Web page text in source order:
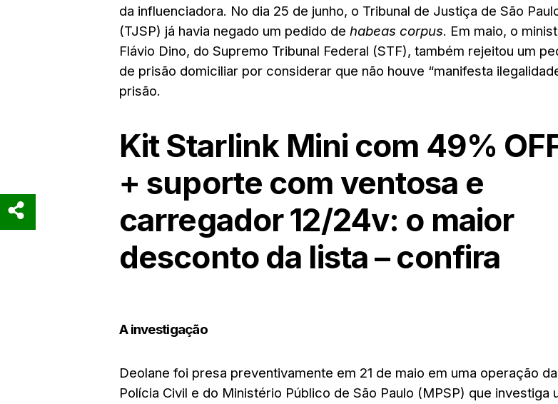
da influenciadora. No dia 25 de junho, o Tribunal de Justiça de São
(TJSP) já havia negado um pedido de habeas corpus. Em maio, o
Flávio Dino, do Supremo Tribunal Federal (STF), também rejeitou um
de prisão domiciliar por considerar que não houve “manifesta
prisão.
Kit Starlink Mini com 49%
+ suporte com ventosa e
carregador 12/24v: o maior
desconto da lista – confira
A investigação
Deolane foi presa preventivamente em 21 de maio em uma operação da
Polícia Civil e do Ministério Público de São Paulo (MPSP) que investiga